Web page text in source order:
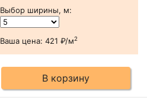
Выбор ширины, м:
Ваша цена: 421 ₽/м2
В корзину